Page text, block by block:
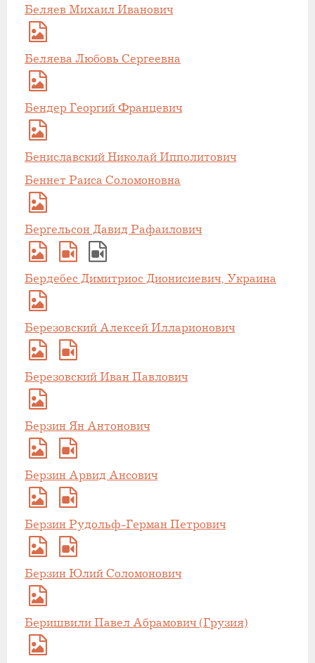
Беляев Михаил Иванович
Беляева Любовь Сергеевна
Бендер Георгий Францевич
Бениславский Николай Ипполитович
Беннет Раиса Соломоновна
Бергельсон Давид Рафаилович
Бердебес Димитриос Дионисиевич, Украина
Березовский Алексей Илларионович
Березовский Иван Павлович
Берзин Ян Антонович
Берзин Арвид Ансович
Берзин Рудольф-Герман Петрович
Берзин Юлий Соломонович
Беришвили Павел Абрамович (Грузия)